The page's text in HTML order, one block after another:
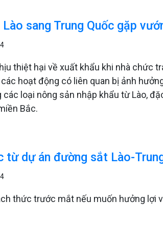
sang Trung Quốc gặp
thiệt hại về xuất khẩu khi nhà chức
hoạt động có liên quan bị ảnh
loại nông sản nhập khẩu từ Lào,
Bắc.
từ dự án đường sắt Lào-
thức trước mắt nếu muốn hưởng lợi